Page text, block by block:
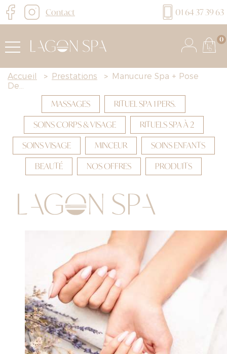
Contact 01 64 37 39 63
0
Accueil > Prestations > Manucure Spa + Pose
De...
MASSAGES
RITUEL SPA 1 PERS.
SOINS CORPS & VISAGE
RITUELS SPA À 2
SOINS VISAGE
MINCEUR
SOINS ENFANTS
BEAUTÉ
NOS OFFRES PRODUITS